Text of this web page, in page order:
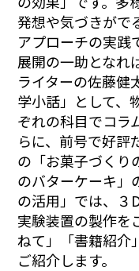
発想や気づきがで
アプローチの実践
展開の一助となれ
ライターの佐藤健
学小話」として、
ぞれの科目でコラ
らに、前号で好
の「お菓子づくり
のバターケーキ」
の活用」では、３
実験装置の製作を
ねて」「書籍紹介
ご紹介します。